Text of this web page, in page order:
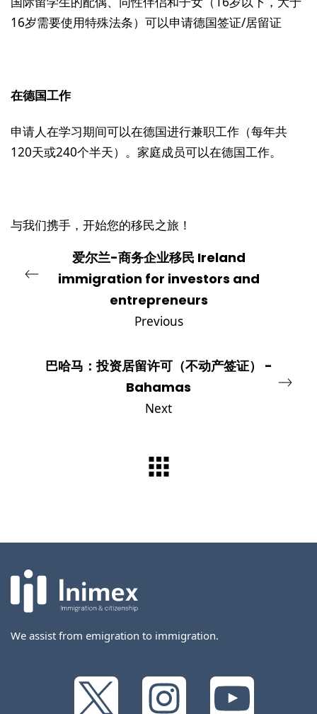
16岁需要使用特殊法条）可以申请德国签证/居留证
在德国工作
申请人在学习期间可以在德国进行兼职工作（每年共
120天或240个半天）。家庭成员可以在德国工作。
与我们携手，开始您的移民之旅！
爱尔兰-商务企业移民 Ireland
immigration for investors and
entrepreneurs
Previous
巴哈马：投资居留许可（不动产签证） -
Bahamas
Next
We assist from emigration to immigration.